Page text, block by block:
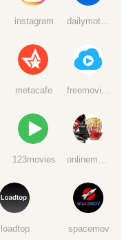
instagram
metacafe
123movies
loadtop spacemov